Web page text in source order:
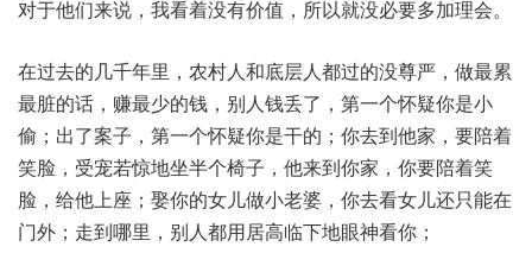
对于他们来说，我看着没有价值，所以就没必要多加理会。
在过去的几千年里，农村人和底层人都过的没尊严，做最累
最脏的话，赚最少的钱，别人钱丢了，第一个怀疑你是小
偷；出了案子，第一个怀疑你是干的；你去到他家，要陪着
笑脸，受宠若惊地坐半个椅子，他来到你家，你要陪着笑
脸，给他上座；娶你的女儿做小老婆，你去看女儿还只能在
门外；走到哪里，别人都用居高临下地眼神看你；